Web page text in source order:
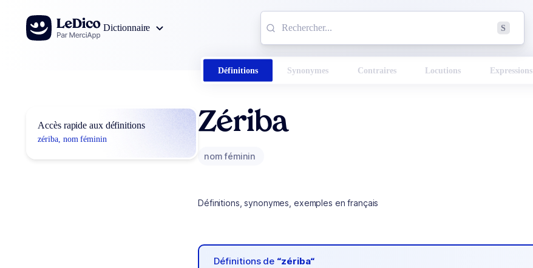
Aller au contenu
Dictionnaire
S
Définitions Synonymes Contraires Locutions Expressions
Accès rapide aux définitions
zériba, nom féminin
Zériba
nom féminin
Définitions, synonymes, exemples en français
Définitions de “zériba“